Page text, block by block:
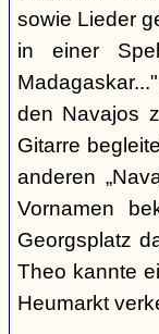
sowie Lieder
in einer
den Navajos
Gitarre
anderen
Vornamen
Georgsplatz
Theo kannte
Heumarkt